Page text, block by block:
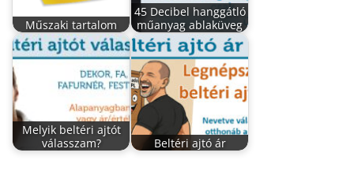
Műszaki tartalom
45 Decibel hanggátló
műanyag ablaküveg
Melyik beltéri ajtót
válasszam?
Beltéri ajtó ár